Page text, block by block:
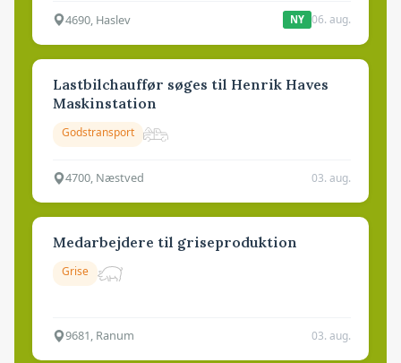
4690, Haslev NY 06. aug.
Lastbilchauffør søges til Henrik Haves
Maskinstation
Godstransport
4700, Næstved 03. aug.
Medarbejdere til griseproduktion
Grise
9681, Ranum 03. aug.